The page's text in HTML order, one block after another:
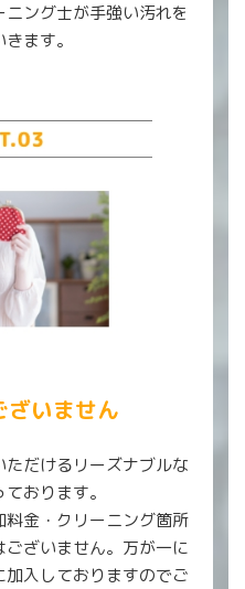
ング士が手強い汚れを
ます。
ざいません
だけるリーズナブルな
おります。
金・クリーニング箇所
ざいません。万が一に
入しておりますのでご